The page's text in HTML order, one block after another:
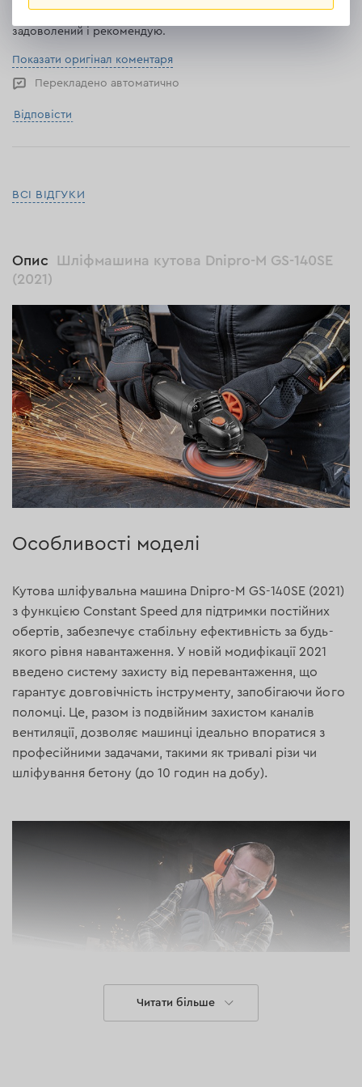
задоволений і рекомендую.
Перекладено автоматично
Показати оригінал коментаря
Відповісти
ВСІ ВІДГУКИ
Опис
Шліфмашина кутова Dnipro-M GS-140SE
(2021)
Особливості моделі
Кутова шліфувальна машина Dnipro-M GS-140SE (2021)
з функцією Constant Speed для підтримки постійних
обертів, забезпечує стабільну ефективність за будь-
якого рівня навантаження. У новій модифікації 2021
введено систему захисту від перевантаження, що
гарантує довговічність інструменту, запобігаючи його
поломці. Це, разом із подвійним захистом каналів
вентиляції, дозволяє машинці ідеально впоратися з
професійними задачами, такими як тривалі різи чи
шліфування бетону (до 10 годин на добу).
Читати більше